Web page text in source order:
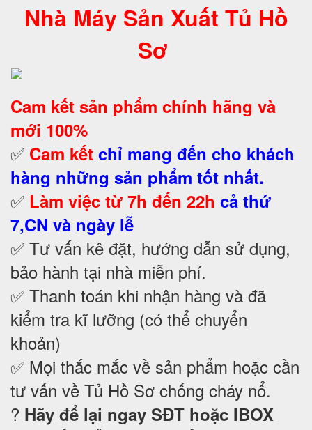
Nhà Máy Sản Xuất Tủ Hồ
Sơ
Cam kết sản phẩm chính hãng và
mới 100%
✅ Cam kết chỉ mang đến cho khách
hàng những sản phẩm tốt nhất.
✅ Làm việc từ 7h đến 22h cả thứ
7,CN và ngày lễ
✅ Tư vấn kê đặt, hướng dẫn sử dụng,
bảo hành tại nhà miễn phí.
✅ Thanh toán khi nhận hàng và đã
kiểm tra kĩ lưỡng (có thể chuyển
khoản)
✅ Mọi thắc mắc về sản phẩm hoặc cần
tư vấn về Tủ Hồ Sơ chống cháy nổ.
? Hãy để lại ngay SĐT hoặc IBOX